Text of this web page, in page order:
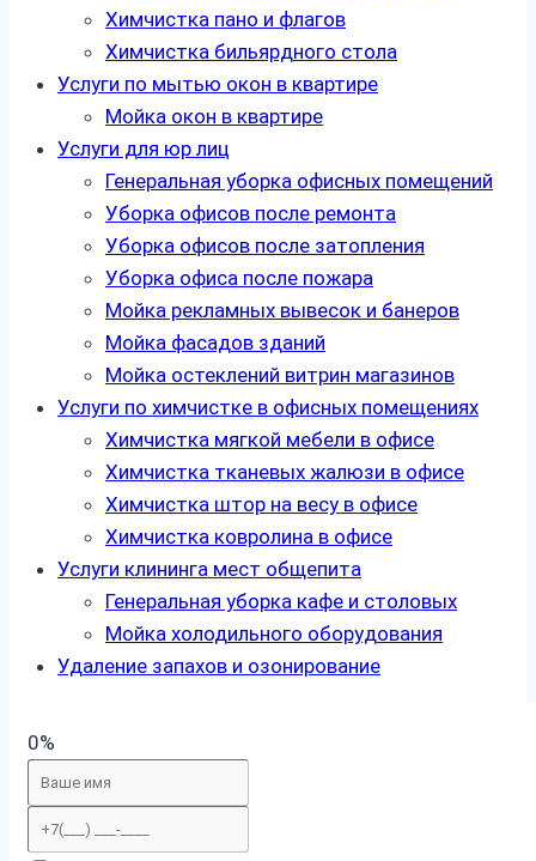
Химчистка пано и флагов
Химчистка бильярдного стола
Услуги по мытью окон в квартире
Мойка окон в квартире
Услуги для юр лиц
Генеральная уборка офисных помещений
Уборка офисов после ремонта
Уборка офисов после затопления
Уборка офиса после пожара
Мойка рекламных вывесок и банеров
Мойка фасадов зданий
Мойка остеклений витрин магазинов
Услуги по химчистке в офисных помещениях
Химчистка мягкой мебели в офисе
Химчистка тканевых жалюзи в офисе
Химчистка штор на весу в офисе
Химчистка ковролина в офисе
Услуги клининга мест общепита
Генеральная уборка кафе и столовых
Мойка холодильного оборудования
Удаление запахов и озонирование
0%